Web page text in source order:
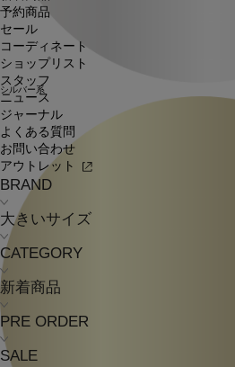
予約商品
セール
コーディネート
ショップリスト
スタッフ
ニュース
ジャーナル
よくある質問
お問い合わせ
アウトレット
BRAND
大きいサイズ
CATEGORY
新着商品
PRE ORDER
SALE
シルバー系